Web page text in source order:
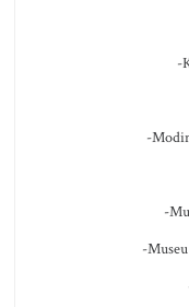
-
-
-
-